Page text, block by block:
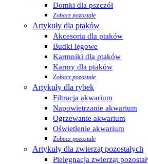
Domki dla pszczół
Zobacz pozostałe
Artykuły dla ptaków
Akcesoria dla ptaków
Budki lęgowe
Karmniki dla ptaków
Karmy dla ptaków
Zobacz pozostałe
Artykuły dla rybek
Filtracja akwarium
Napowietrzanie akwarium
Ogrzewanie akwarium
Oświetlenie akwarium
Zobacz pozostałe
Artykuły dla zwierząt pozostałych
Pielęgnacja zwierząt